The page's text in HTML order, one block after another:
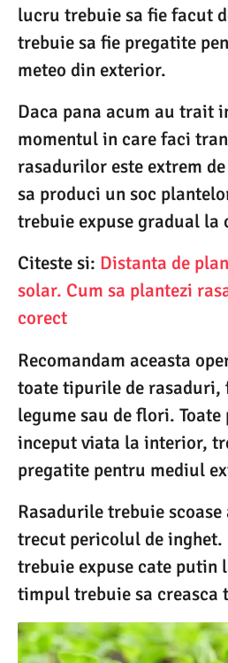
lucru trebuie sa fie facut
trebuie sa fie pregatite
meteo din exterior.
Daca pana acum au trait
momentul in care faci
rasadurilor este extrem
sa produci un soc
trebuie expuse gradual la
Citeste si: Distanta de
solar. Cum sa plantezi
corect
Recomandam aceasta
toate tipurile de rasaduri,
legume sau de flori.
inceput viata la interior,
pregatite pentru mediul
Rasadurile trebuie
trecut pericolul de inghet.
trebuie expuse cate putin
timpul trebuie sa creasca